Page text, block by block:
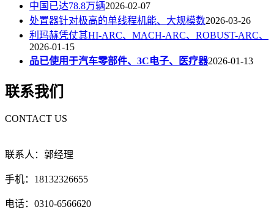
中国已达78.8万辆2026-02-07
处置器针对极高的单线程机能、大规模数2026-03-26
利玛赫凭仗其HI-ARC、MACH-ARC、ROBUST-ARC、
2026-01-15
品已使用于汽车零部件、3C电子、医疗器2026-01-13
联系我们
CONTACT US
联系人：郭经理
手机：18132326655
电话：0310-6566620